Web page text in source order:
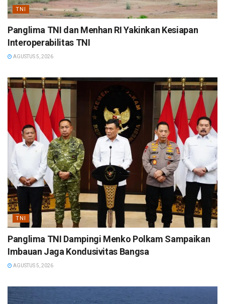
TNI
Panglima TNI dan Menhan RI Yakinkan Kesiapan
Interoperabilitas TNI
AGUSTUS 5, 2026
TNI
Panglima TNI Dampingi Menko Polkam Sampaikan
Imbauan Jaga Kondusivitas Bangsa
AGUSTUS 5, 2026